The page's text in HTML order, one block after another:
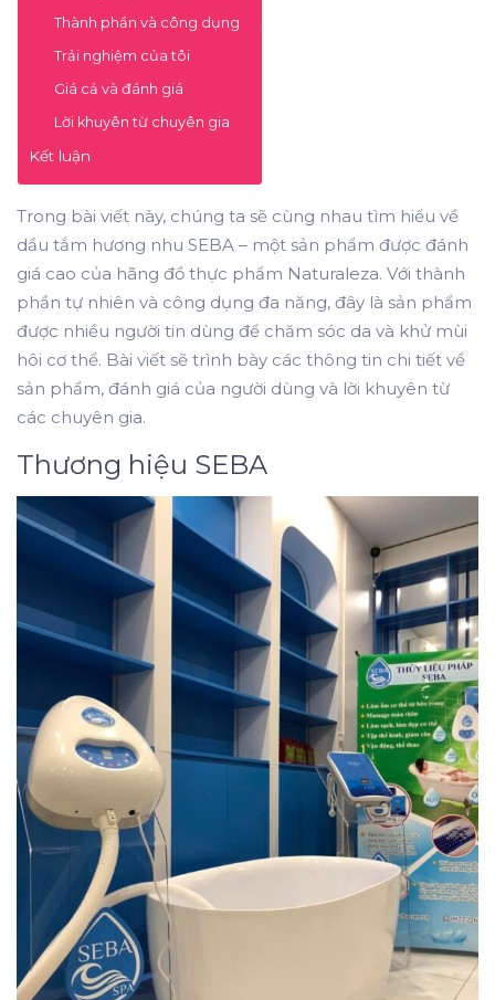
Thành phần và công dụng
Trải nghiệm của tôi
Giá cả và đánh giá
Lời khuyên từ chuyên gia
Kết luận
Trong bài viết này, chúng ta sẽ cùng nhau tìm hiểu về
dầu tắm hương nhu SEBA – một sản phẩm được đánh
giá cao của hãng đồ thực phẩm Naturaleza. Với thành
phần tự nhiên và công dụng đa năng, đây là sản phẩm
được nhiều người tin dùng để chăm sóc da và khử mùi
hôi cơ thể. Bài viết sẽ trình bày các thông tin chi tiết về
sản phẩm, đánh giá của người dùng và lời khuyên từ
các chuyên gia.
Thương hiệu SEBA